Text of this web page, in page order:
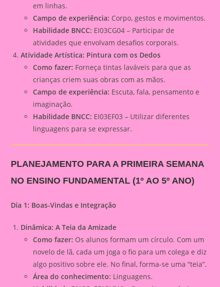
em linhas.
Campo de experiência: Corpo, gestos e movimentos.
Habilidade BNCC: EI03CG04 – Participar de
atividades que envolvam desafios corporais.
Atividade Artística: Pintura com os Dedos
Como fazer: Forneça tintas laváveis para que as
crianças criem suas obras com as mãos.
Campo de experiência: Escuta, fala, pensamento e
imaginação.
Habilidade BNCC: EI03EF03 – Utilizar diferentes
linguagens para se expressar.
PLANEJAMENTO PARA A PRIMEIRA SEMANA
NO ENSINO FUNDAMENTAL (1º AO 5º ANO)
Dia 1: Boas-Vindas e Integração
Dinâmica: A Teia da Amizade
Como fazer: Os alunos formam um círculo. Com um
novelo de lã, cada um joga o fio para um colega e diz
algo positivo sobre ele. No final, forma-se uma “teia”.
Área do conhecimento: Linguagens.